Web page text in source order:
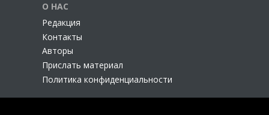
О НАС
Редакция
Контакты
Авторы
Прислать материал
Политика конфиденциальности